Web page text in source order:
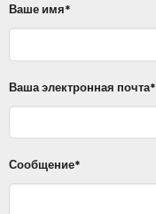
Ваше имя*
Ваша электронная почта*
Сообщение*